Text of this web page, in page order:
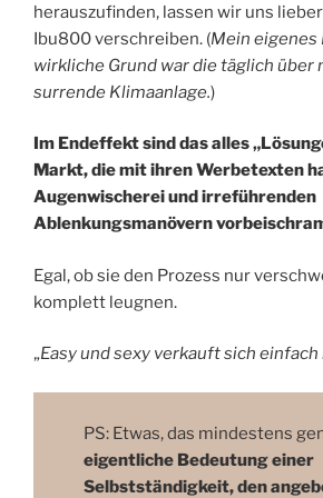
herauszufinden, lassen wir uns
Ibu800 verschreiben. (Mein eigenes
wirkliche Grund war die täglich über
surrende Klimaanlage.)
Im Endeffekt sind das alles
Markt, die mit ihren Werbetexten
Augenwischerei und irreführenden
Ablenkungsmanövern
Egal, ob sie den Prozess nur
komplett leugnen.
„Easy und sexy verkauft sich einfach
PS: Etwas, das mindestens
eigentliche Bedeutung einer
Selbstständigkeit, den